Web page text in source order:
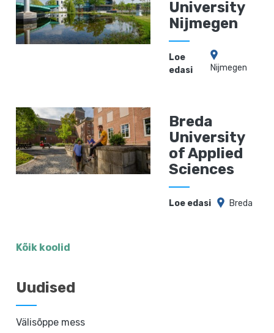
University
Nijmegen
Loe
edasi
Nijmegen
Breda
University
of Applied
Sciences
Loe edasi Breda
Kõik koolid
Uudised
Välisõppe mess